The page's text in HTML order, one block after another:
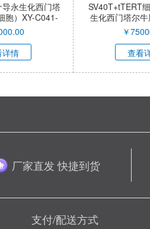
永生化西门塔
胞）XY-C041-
详情
SV40T+tTERT
生化西门塔尔牛
XY-
￥
查看
厂家直发 快捷到货
支付/配送方式